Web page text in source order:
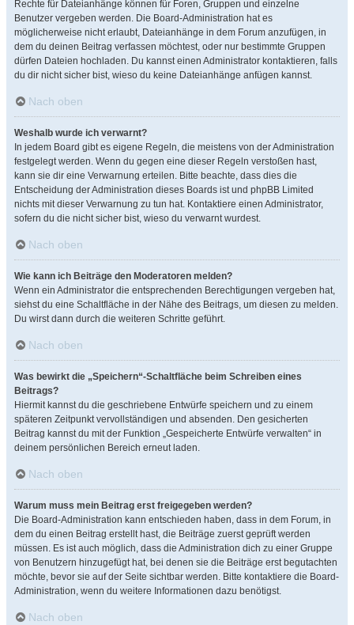
Rechte für Dateianhänge können für Foren, Gruppen und einzelne
Benutzer vergeben werden. Die Board-Administration hat es
möglicherweise nicht erlaubt, Dateianhänge in dem Forum anzufügen, in
dem du deinen Beitrag verfassen möchtest, oder nur bestimmte Gruppen
dürfen Dateien hochladen. Du kannst einen Administrator kontaktieren, falls
du dir nicht sicher bist, wieso du keine Dateianhänge anfügen kannst.
Nach oben
Weshalb wurde ich verwarnt?
In jedem Board gibt es eigene Regeln, die meistens von der Administration
festgelegt werden. Wenn du gegen eine dieser Regeln verstoßen hast,
kann sie dir eine Verwarnung erteilen. Bitte beachte, dass dies die
Entscheidung der Administration dieses Boards ist und phpBB Limited
nichts mit dieser Verwarnung zu tun hat. Kontaktiere einen Administrator,
sofern du die nicht sicher bist, wieso du verwarnt wurdest.
Nach oben
Wie kann ich Beiträge den Moderatoren melden?
Wenn ein Administrator die entsprechenden Berechtigungen vergeben hat,
siehst du eine Schaltfläche in der Nähe des Beitrags, um diesen zu melden.
Du wirst dann durch die weiteren Schritte geführt.
Nach oben
Was bewirkt die „Speichern“-Schaltfläche beim Schreiben eines
Beitrags?
Hiermit kannst du die geschriebene Entwürfe speichern und zu einem
späteren Zeitpunkt vervollständigen und absenden. Den gesicherten
Beitrag kannst du mit der Funktion „Gespeicherte Entwürfe verwalten“ in
deinem persönlichen Bereich erneut laden.
Nach oben
Warum muss mein Beitrag erst freigegeben werden?
Die Board-Administration kann entschieden haben, dass in dem Forum, in
dem du einen Beitrag erstellt hast, die Beiträge zuerst geprüft werden
müssen. Es ist auch möglich, dass die Administration dich zu einer Gruppe
von Benutzern hinzugefügt hat, bei denen sie die Beiträge erst begutachten
möchte, bevor sie auf der Seite sichtbar werden. Bitte kontaktiere die Board-
Administration, wenn du weitere Informationen dazu benötigst.
Nach oben